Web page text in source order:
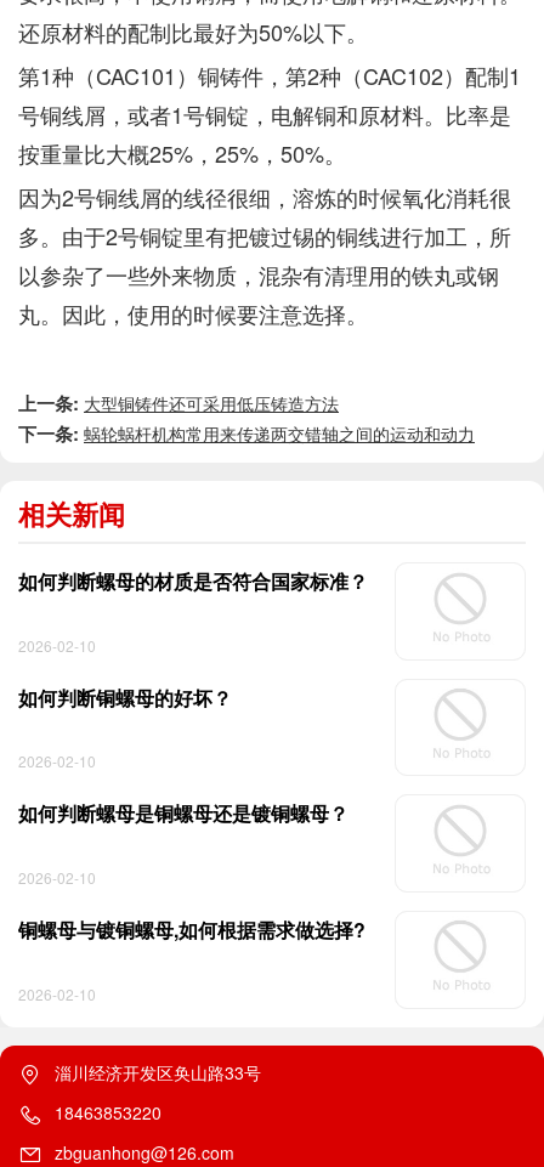
还原材料的配制比最好为50%以下。
第1种（CAC101）铜铸件，第2种（CAC102）配制1
号铜线屑，或者1号铜锭，电解铜和原材料。比率是
按重量比大概25%，25%，50%。
因为2号铜线屑的线径很细，溶炼的时候氧化消耗很
多。由于2号铜锭里有把镀过锡的铜线进行加工，所
以参杂了一些外来物质，混杂有清理用的铁丸或钢
丸。因此，使用的时候要注意选择。
上一条: 大型铜铸件还可采用低压铸造方法
下一条: 蜗轮蜗杆机构常用来传递两交错轴之间的运动和动力
相关新闻
如何判断螺母的材质是否符合国家标准？
2026-02-10
如何判断铜螺母的好坏？
2026-02-10
如何判断螺母是铜螺母还是镀铜螺母？
2026-02-10
铜螺母与镀铜螺母,如何根据需求做选择?
2026-02-10
淄川经济开发区奂山路33号
18463853220
zbguanhong@126.com